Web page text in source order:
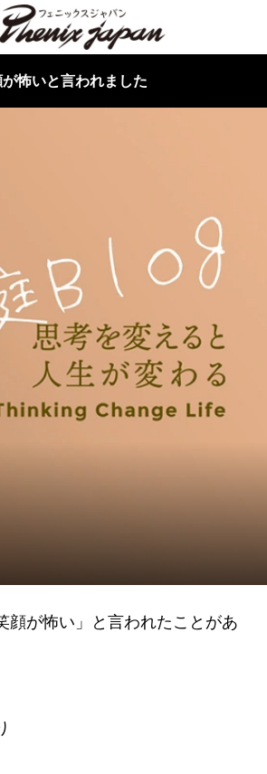
怖いと言われました
顔が怖い」と言われたことがあ